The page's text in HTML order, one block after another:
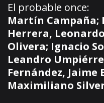
El probable once:
Martín Campaña;
Herrera,
Olivera; Ignacio
Leandro
Fernández, Jaime
Maximiliano